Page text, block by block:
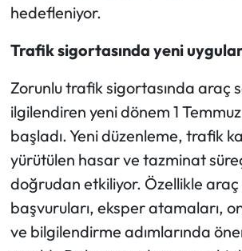
hedefleniyor.
Trafik sigortasında yeni
Zorunlu trafik sigortasında araç
ilgilendiren yeni dönem 1
başladı. Yeni düzenleme, trafik
yürütülen hasar ve tazminat
doğrudan etkiliyor. Özellikle araç
başvuruları, eksper atamaları,
ve bilgilendirme adımlarında